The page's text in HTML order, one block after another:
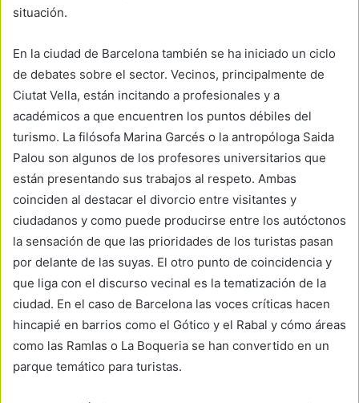
situación.
En la ciudad de Barcelona también se ha iniciado un ciclo
de debates sobre el sector. Vecinos, principalmente de
Ciutat Vella, están incitando a profesionales y a
académicos a que encuentren los puntos débiles del
turismo. La filósofa Marina Garcés o la antropóloga Saida
Palou son algunos de los profesores universitarios que
están presentando sus trabajos al respeto. Ambas
coinciden al destacar el divorcio entre visitantes y
ciudadanos y como puede producirse entre los autóctonos
la sensación de que las prioridades de los turistas pasan
por delante de las suyas. El otro punto de coincidencia y
que liga con el discurso vecinal es la tematización de la
ciudad. En el caso de Barcelona las voces críticas hacen
hincapié en barrios como el Gótico y el Rabal y cómo áreas
como las Ramlas o La Boqueria se han convertido en un
parque temático para turistas.